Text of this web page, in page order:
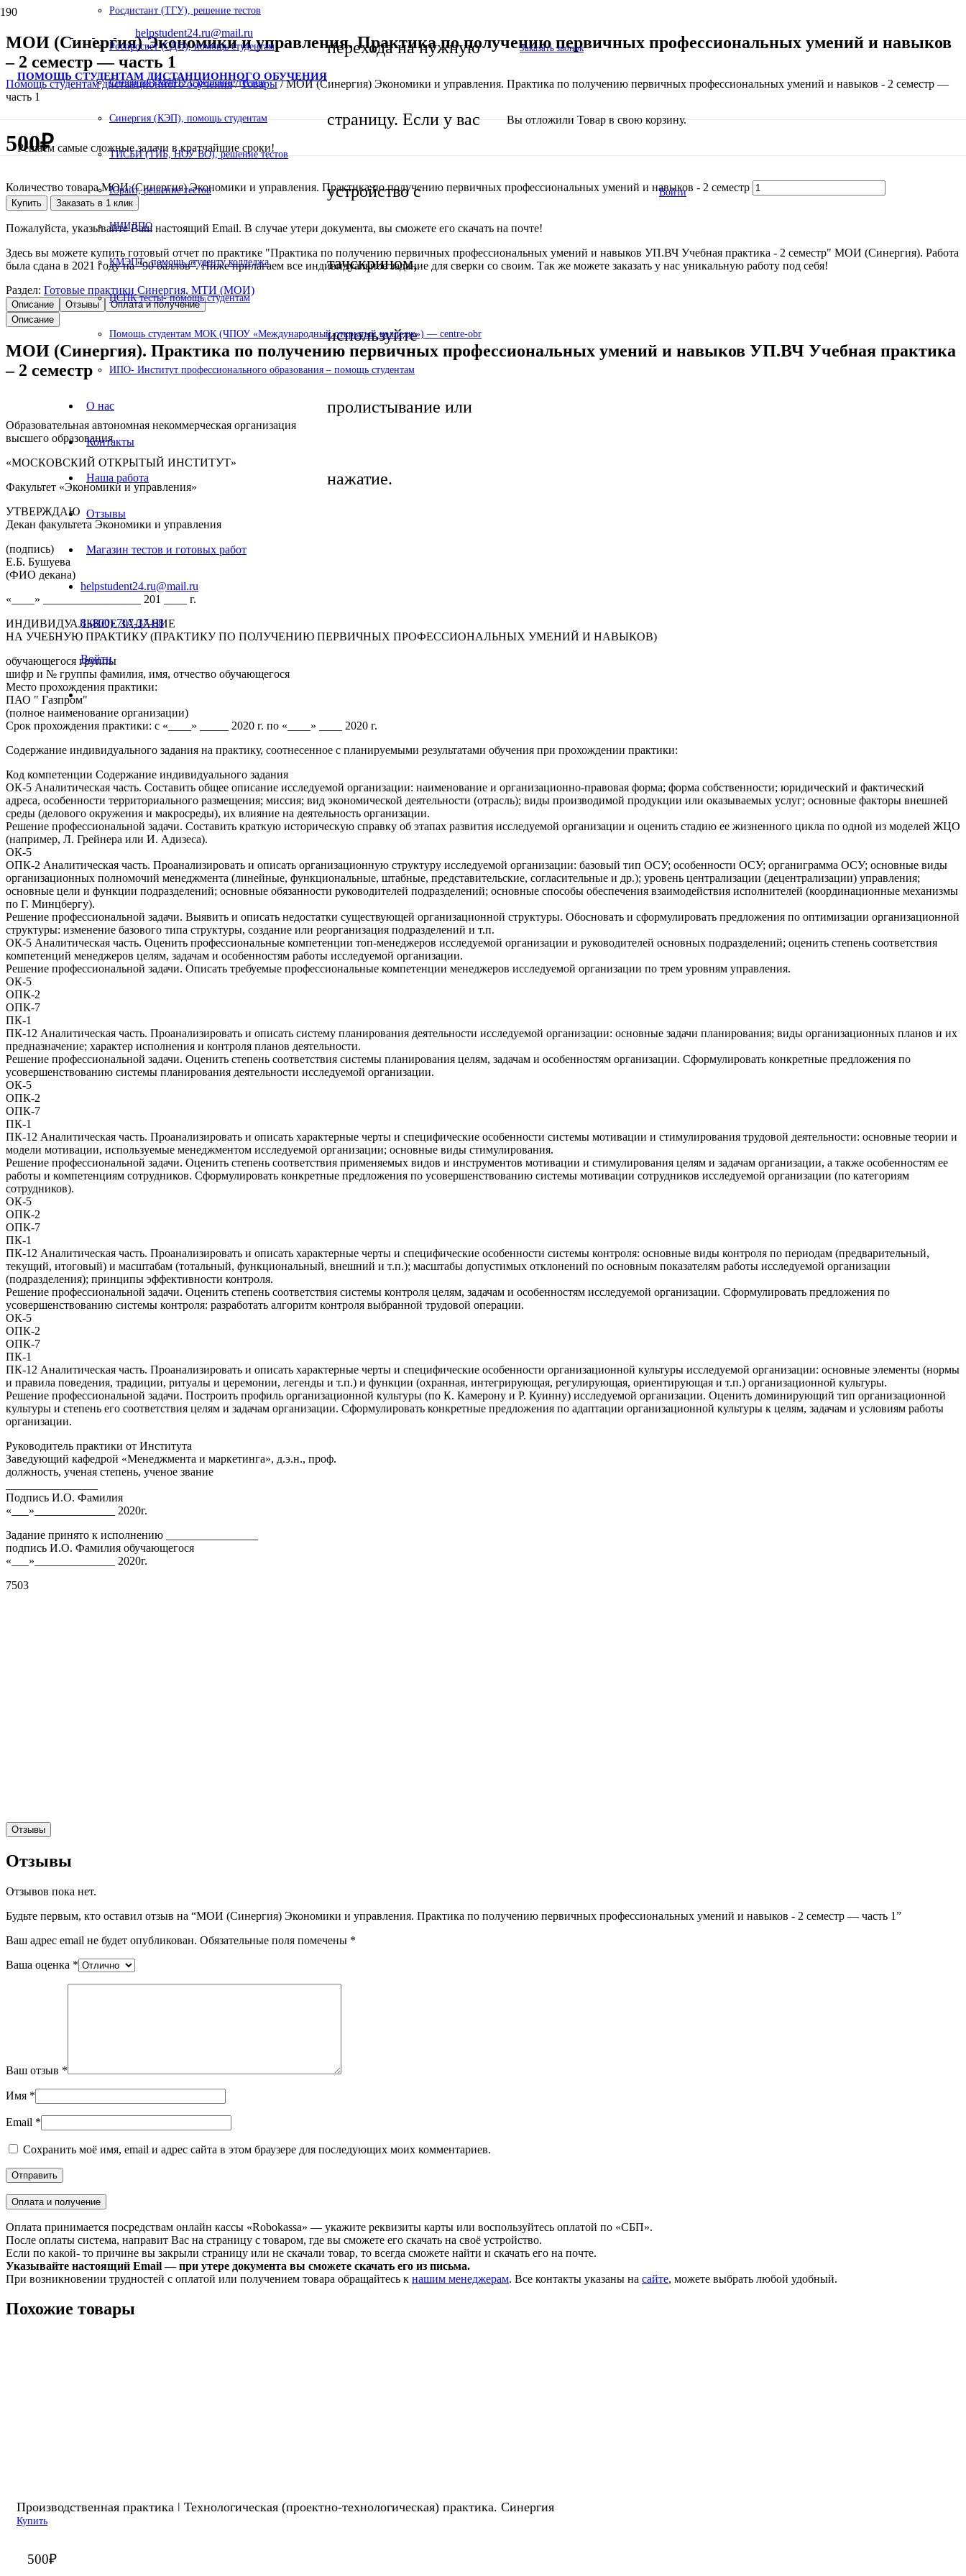
helpstudent24.ru@mail.ru
ПОМОЩЬ СТУДЕНТАМ ДИСТАНЦИОННОГО ОБУЧЕНИЯ
Решаем самые сложные задачи в кратчайшие сроки!
перехода на нужную
страницу. Если у вас
устройство с
тачскрином,
используйте
пролистывание или
нажатие.
Заказать звонок
Вы отложили Товар в свою корзину.
Войти
Росдистант (ТГУ), решение тестов
Роспросвет (СДО), помощь студентам
Синергия (МФПУ), решение тестов
Синергия (КЭП), помощь студентам
ТИСБИ (ТИБ, НОУ ВО), решение тестов
Юрайт, решение тестов
НИИДПО
КМЭПТ- помощь студенту колледжа
НСПК тесты- помощь студентам
Помощь студентам МОК (ЧПОУ «Международный открытый колледж») — centre-obr
ИПО- Институт профессионального образования – помощь студентам
О нас
Контакты
Наша работа
Отзывы
Магазин тестов и готовых работ
helpstudent24.ru@mail.ru
8 (800) 707-37-68
Войти
МОИ (Синергия) Экономики и управления. Практика по получению первичных профессиональных умений и навыков
– 2 семестр — часть 1
Помощь студентам дистанционного обучения/Товары/МОИ (Синергия) Экономики и управления. Практика по получению первичных профессиональных умений и навыков - 2 семестр —
часть 1
500₽
Количество товара МОИ (Синергия) Экономики и управления. Практика по получению первичных профессиональных умений и навыков - 2 семестр
Купить Заказать в 1 клик
Пожалуйста, указывайте Ваш настоящий Email. В случае утери документа, вы сможете его скачать на почте!
Здесь вы можете купить готовый отчет по практике "Практика по получению первичных профессиональных умений и навыков УП.ВЧ Учебная практика - 2 семестр" МОИ (Синергия). Работа
была сдана в 2021 году на "90 баллов". Ниже прилагаем все индивидуальное задание для сверки со своим. Так же можете заказать у нас уникальную работу под себя!
Раздел: Готовые практики Синергия, МТИ (МОИ)
Описание Отзывы
Оплата и получение
Описание
МОИ (Синергия). Практика по получению первичных профессиональных умений и навыков УП.ВЧ Учебная практика
– 2 семестр
Образовательная автономная некоммерческая организация
высшего образования
«МОСКОВСКИЙ ОТКРЫТЫЙ ИНСТИТУТ»
Факультет «Экономики и управления»
УТВЕРЖДАЮ
Декан факультета Экономики и управления
(подпись)
Е.Б. Бушуева
(ФИО декана)
«____» _________________ 201 ____ г.
ИНДИВИДУАЛЬНОЕ ЗАДАНИЕ
НА УЧЕБНУЮ ПРАКТИКУ (ПРАКТИКУ ПО ПОЛУЧЕНИЮ ПЕРВИЧНЫХ ПРОФЕССИОНАЛЬНЫХ УМЕНИЙ И НАВЫКОВ)
обучающегося группы
шифр и № группы фамилия, имя, отчество обучающегося
Место прохождения практики:
ПАО " Газпром"
(полное наименование организации)
Срок прохождения практики: с «____» _____ 2020 г. по «____» ____ 2020 г.
Содержание индивидуального задания на практику, соотнесенное с планируемыми результатами обучения при прохождении практики:
Код компетенции Содержание индивидуального задания
ОК-5 Аналитическая часть. Составить общее описание исследуемой организации: наименование и организационно-правовая форма; форма собственности; юридический и фактический
адреса, особенности территориального размещения; миссия; вид экономической деятельности (отрасль); виды производимой продукции или оказываемых услуг; основные факторы внешней
среды (делового окружения и макросреды), их влияние на деятельность организации.
Решение профессиональной задачи. Составить краткую историческую справку об этапах развития исследуемой организации и оценить стадию ее жизненного цикла по одной из моделей ЖЦО
(например, Л. Грейнера или И. Адизеса).
ОК-5
ОПК-2 Аналитическая часть. Проанализировать и описать организационную структуру исследуемой организации: базовый тип ОСУ; особенности ОСУ; органиграмма ОСУ; основные виды
организационных полномочий менеджмента (линейные, функциональные, штабные, представительские, согласительные и др.); уровень централизации (децентрализации) управления;
основные цели и функции подразделений; основные обязанности руководителей подразделений; основные способы обеспечения взаимодействия исполнителей (координационные механизмы
по Г. Минцбергу).
Решение профессиональной задачи. Выявить и описать недостатки существующей организационной структуры. Обосновать и сформулировать предложения по оптимизации организационной
структуры: изменение базового типа структуры, создание или реорганизация подразделений и т.п.
ОК-5 Аналитическая часть. Оценить профессиональные компетенции топ-менеджеров исследуемой организации и руководителей основных подразделений; оценить степень соответствия
компетенций менеджеров целям, задачам и особенностям работы исследуемой организации.
Решение профессиональной задачи. Описать требуемые профессиональные компетенции менеджеров исследуемой организации по трем уровням управления.
ОК-5
ОПК-2
ОПК-7
ПК-1
ПК-12 Аналитическая часть. Проанализировать и описать систему планирования деятельности исследуемой организации: основные задачи планирования; виды организационных планов и их
предназначение; характер исполнения и контроля планов деятельности.
Решение профессиональной задачи. Оценить степень соответствия системы планирования целям, задачам и особенностям организации. Сформулировать конкретные предложения по
усовершенствованию системы планирования деятельности исследуемой организации.
ОК-5
ОПК-2
ОПК-7
ПК-1
ПК-12 Аналитическая часть. Проанализировать и описать характерные черты и специфические особенности системы мотивации и стимулирования трудовой деятельности: основные теории и
модели мотивации, используемые менеджментом исследуемой организации; основные виды стимулирования.
Решение профессиональной задачи. Оценить степень соответствия применяемых видов и инструментов мотивации и стимулирования целям и задачам организации, а также особенностям ее
работы и компетенциям сотрудников. Сформулировать конкретные предложения по усовершенствованию системы мотивации сотрудников исследуемой организации (по категориям
сотрудников).
ОК-5
ОПК-2
ОПК-7
ПК-1
ПК-12 Аналитическая часть. Проанализировать и описать характерные черты и специфические особенности системы контроля: основные виды контроля по периодам (предварительный,
текущий, итоговый) и масштабам (тотальный, функциональный, внешний и т.п.); масштабы допустимых отклонений по основным показателям работы исследуемой организации
(подразделения); принципы эффективности контроля.
Решение профессиональной задачи. Оценить степень соответствия системы контроля целям, задачам и особенностям исследуемой организации. Сформулировать предложения по
усовершенствованию системы контроля: разработать алгоритм контроля выбранной трудовой операции.
ОК-5
ОПК-2
ОПК-7
ПК-1
ПК-12 Аналитическая часть. Проанализировать и описать характерные черты и специфические особенности организационной культуры исследуемой организации: основные элементы (нормы
и правила поведения, традиции, ритуалы и церемонии, легенды и т.п.) и функции (охранная, интегрирующая, регулирующая, ориентирующая и т.п.) организационной культуры.
Решение профессиональной задачи. Построить профиль организационной культуры (по К. Камерону и Р. Куинну) исследуемой организации. Оценить доминирующий тип организационной
культуры и степень его соответствия целям и задачам организации. Сформулировать конкретные предложения по адаптации организационной культуры к целям, задачам и условиям работы
организации.
Руководитель практики от Института
Заведующий кафедрой «Менеджмента и маркетинга», д.э.н., проф.
должность, ученая степень, ученое звание
Подпись И.О. Фамилия
«___»______________ 2020г.
Задание принято к исполнению ________________
подпись И.О. Фамилия обучающегося
«___»______________ 2020г.
7503
Отзывы
Отзывы
Отзывов пока нет.
Будьте первым, кто оставил отзыв на “МОИ (Синергия) Экономики и управления. Практика по получению первичных профессиональных умений и навыков - 2 семестр — часть 1”
Ваш адрес email не будет опубликован. Обязательные поля помечены *
Ваша оценка *
Ваш отзыв *
Имя *
Email *
Сохранить моё имя, email и адрес сайта в этом браузере для последующих моих комментариев.
Оплата и получение
Оплата принимается посредствам онлайн кассы «Robokassa» — укажите реквизиты карты или воспользуйтесь оплатой по «СБП».
После оплаты система, направит Вас на страницу с товаром, где вы сможете его скачать на своё устройство.
Если по какой- то причине вы закрыли страницу или не скачали товар, то всегда сможете найти и скачать его на почте.
Указывайте настоящий Email — при утере документа вы сможете скачать его из письма.
При возникновении трудностей с оплатой или получением товара обращайтесь к нашим менеджерам. Все контакты указаны на сайте, можете выбрать любой удобный.
Похожие товары
Производственная практика ǀ Технологическая (проектно-технологическая) практика. Синергия
Купить
500₽